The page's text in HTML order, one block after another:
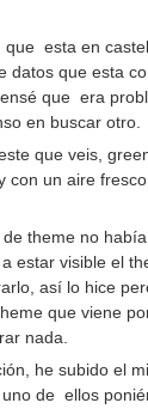
esta en
datos que esta
que era
en buscar otro.
que veis,
con un aire
theme no
estar visible el
así lo hice
que viene
nada.
he subido el
de ellos